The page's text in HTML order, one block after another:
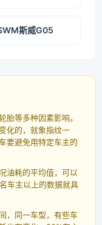
斯威G05
胎等多种因素影响。
化的，就象指纹一
要避免用特定车主的
油耗的平均值，可以
车主以上的数据就具
，同一车型，有些车